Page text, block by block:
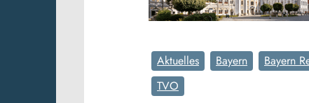
Aktuelles Bayern Bayern
TVO